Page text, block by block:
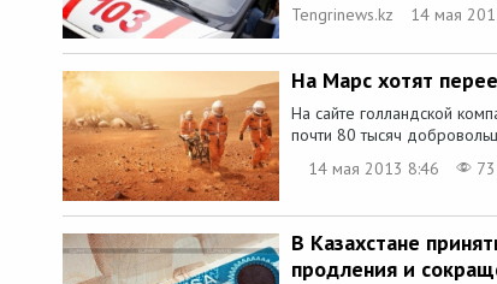
Tengrinews.kz
14 мая
На Марс хотят
На сайте голландской
почти 80 тысяч
14 мая 2013 8:46
В Казахстане
продления и